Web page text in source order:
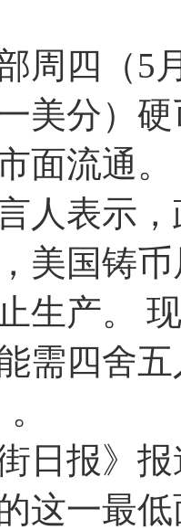
周四（5
美分）
面流通。
人表示
美国铸
生产。
需四舍
日报》
这一最